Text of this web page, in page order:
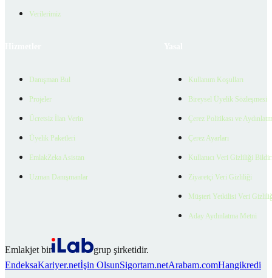
Verilerimiz
Danışman Bul
Projeler
Ücretsiz İlan Verin
Üyelik Paketleri
EmlakZeka Asistan
Uzman Danışmanlar
Kullanım Koşulları
Bireysel Üyelik Sözleşmesi
Çerez Politikası ve
Çerez Ayarları
Kullanıcı Veri Gizliliği
Ziyaretçi Veri Gizliliği
Müşteri Yetkilisi Veri
Aday Aydınlatma Metni
Emlakjet bir
grup şirketidir.
EndeksaKariyer.netİşin OlsunSigortam.netArabam.comHangikredi